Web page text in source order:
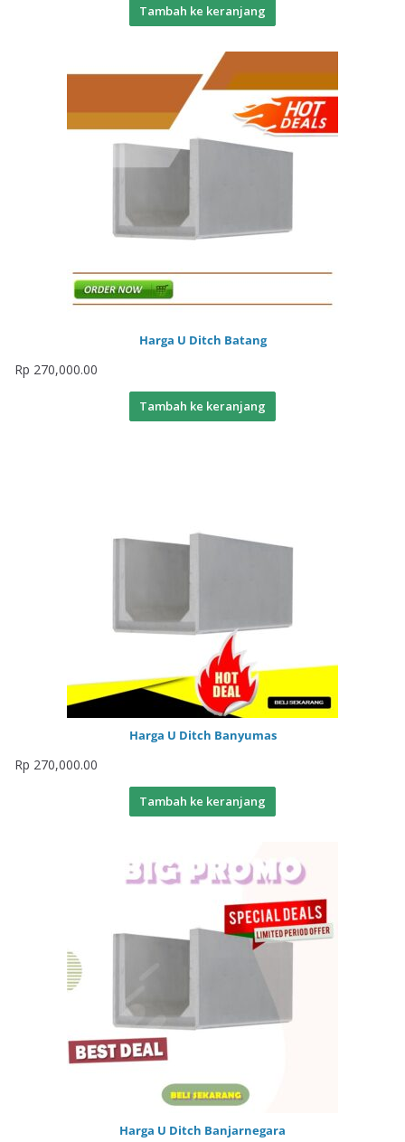
Tambah ke keranjang
Harga U Ditch Batang
Rp 270,000.00
Tambah ke keranjang
Harga U Ditch Banyumas
Rp 270,000.00
Tambah ke keranjang
Harga U Ditch Banjarnegara